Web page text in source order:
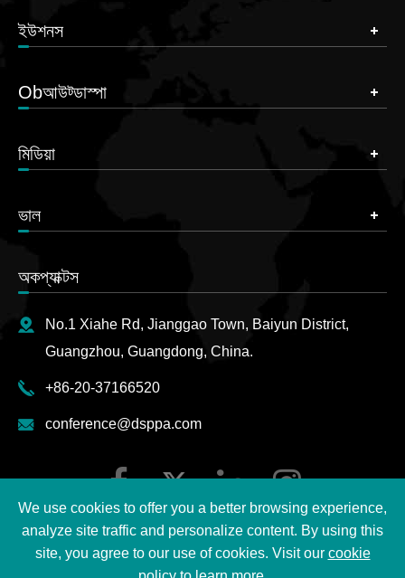
ইউশনস
Obআউট্ডাস্পা
মিডিয়া
ভাল
অকপ্যাক্টস
No.1 Xiahe Rd, Jianggao Town, Baiyun District,
Guangzhou, Guangdong, China.
+86-20-37166520
conference@dsppa.com
We use cookies to offer you a better browsing experience,
analyze site traffic and personalize content. By using this
site, you agree to our use of cookies. Visit our cookie